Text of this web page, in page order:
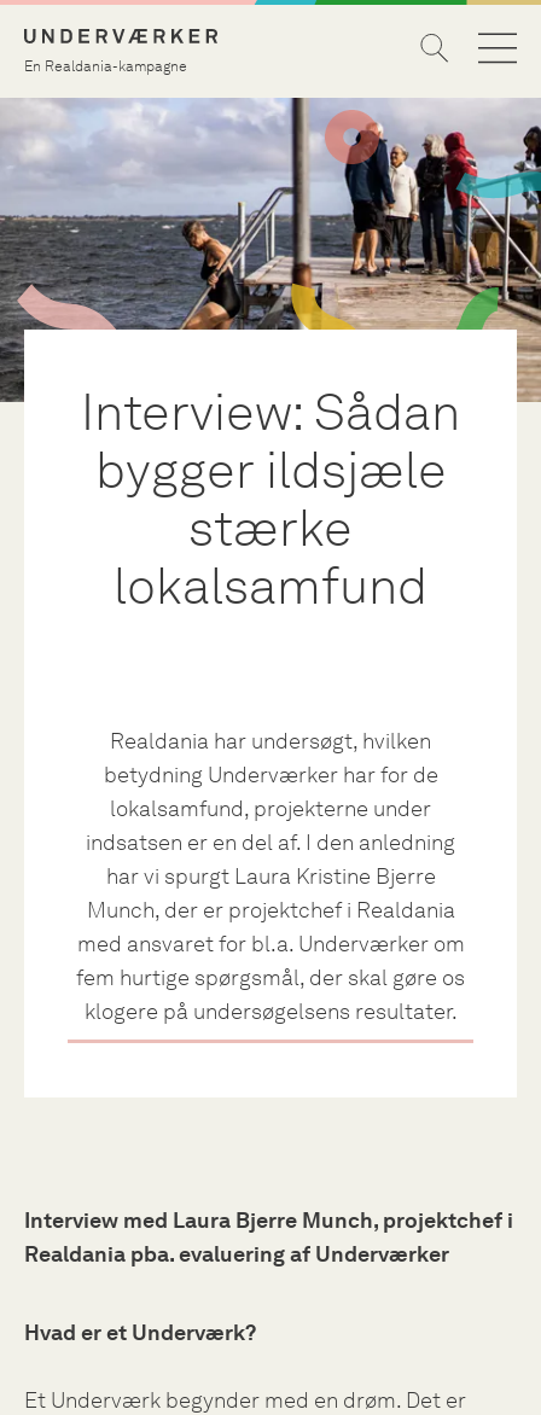
En Realdania-kampagne
Interview: Sådan
bygger ildsjæle
stærke
lokalsamfund
Realdania har undersøgt, hvilken
betydning Underværker har for de
lokalsamfund, projekterne under
indsatsen er en del af. I den anledning
har vi spurgt Laura Kristine Bjerre
Munch, der er projektchef i Realdania
med ansvaret for bl.a. Underværker om
fem hurtige spørgsmål, der skal gøre os
klogere på undersøgelsens resultater.
Interview med Laura Bjerre Munch, projektchef i
Realdania pba. evaluering af Underværker
Hvad er et Underværk?
Et Underværk begynder med en drøm. Det er